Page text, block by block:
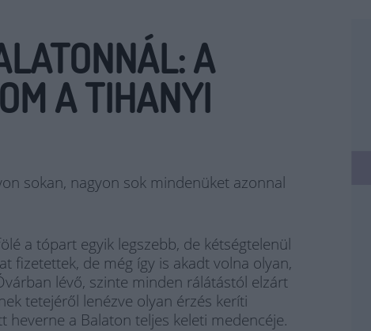
A
A TIHANYI
sokan, nagyon sok mindenüket azonnal
a tópart egyik legszebb, de kétségtelenül
fizetettek, de még így is akadt volna olyan,
lévő, szinte minden rálátástól elzárt
tetejéről lenézve olyan érzés keríti
a Balaton teljes keleti medencéje.